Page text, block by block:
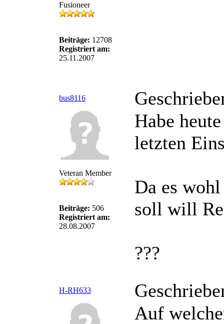
Fusioneer
Beiträge: 12708
Registriert am:
25.11.2007
bus8116
Veteran Member
Beiträge: 506
Registriert am:
28.08.2007
Habe
letzten
Da es
soll will
???
H-RH633
Auf